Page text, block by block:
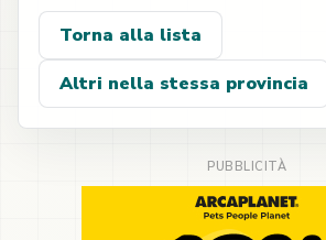
Torna alla lista
Altri nella stessa provincia